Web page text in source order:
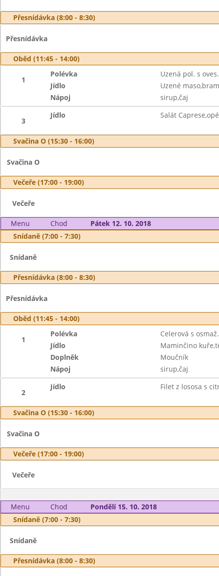
Přesnídávka (8:00 - 8:30)
Přesnídávka
Oběd (11:45 - 14:00)
1
Polévka
Uzená pol. s
Jídlo
Uzené
Nápoj
sirup,čaj
3
Jídlo Salát
Svačina O (15:30 - 16:00)
Svačina O
Večeře (17:00 - 19:00)
Večeře
Menu Chod
Pátek 12. 10. 2018
Snídaně (7:00 - 7:30)
Snídaně
Přesnídávka (8:00 - 8:30)
Přesnídávka
Oběd (11:45 - 14:00)
1
Polévka
Celerová s
Jídlo
Maminčino
Doplněk
Moučník
Nápoj
sirup,čaj
2
Jídlo Filet z lososa s
Svačina O (15:30 - 16:00)
Svačina O
Večeře (17:00 - 19:00)
Večeře
Menu Chod
Pondělí 15. 10. 2018
Snídaně (7:00 - 7:30)
Snídaně
Přesnídávka (8:00 - 8:30)